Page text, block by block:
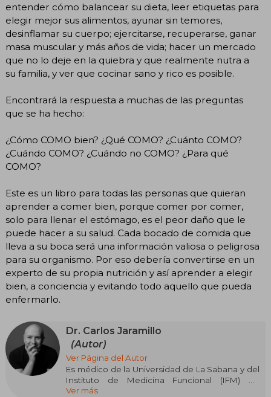
entender cómo balancear su dieta, leer etiquetas para
elegir mejor sus alimentos, ayunar sin temores,
desinflamar su cuerpo; ejercitarse, recuperarse, ganar
masa muscular y más años de vida; hacer un mercado
que no lo deje en la quiebra y que realmente nutra a
su familia, y ver que cocinar sano y rico es posible.
Encontrará la respuesta a muchas de las preguntas
que se ha hecho:
¿Cómo COMO bien? ¿Qué COMO? ¿Cuánto COMO?
¿Cuándo COMO? ¿Cuándo no COMO? ¿Para qué
COMO?
Este es un libro para todas las personas que quieran
aprender a comer bien, porque comer por comer,
solo para llenar el estómago, es el peor daño que le
puede hacer a su salud. Cada bocado de comida que
lleva a su boca será una información valiosa o peligrosa
para su organismo. Por eso debería convertirse en un
experto de su propia nutrición y así aprender a elegir
bien, a conciencia y evitando todo aquello que pueda
enfermarlo.
Dr. Carlos Jaramillo
(Autor)
Ver Página del Autor
Es médico de la Universidad de La Sabana y del
Instituto de Medicina Funcional (IFM) en
Estados Unidos. Tiene especialidades en
Ver más